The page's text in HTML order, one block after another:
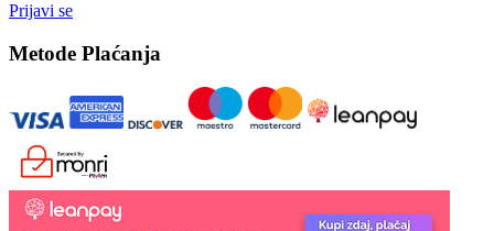
Prijavi se
Metode Plaćanja